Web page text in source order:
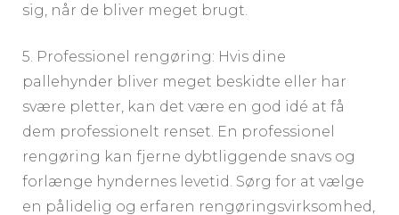
sig, når de bliver meget brugt.
5. Professionel rengøring: Hvis dine
pallehynder bliver meget beskidte eller har
svære pletter, kan det være en god idé at få
dem professionelt renset. En professionel
rengøring kan fjerne dybtliggende snavs og
forlænge hyndernes levetid. Sørg for at vælge
en pålidelig og erfaren rengøringsvirksomhed,